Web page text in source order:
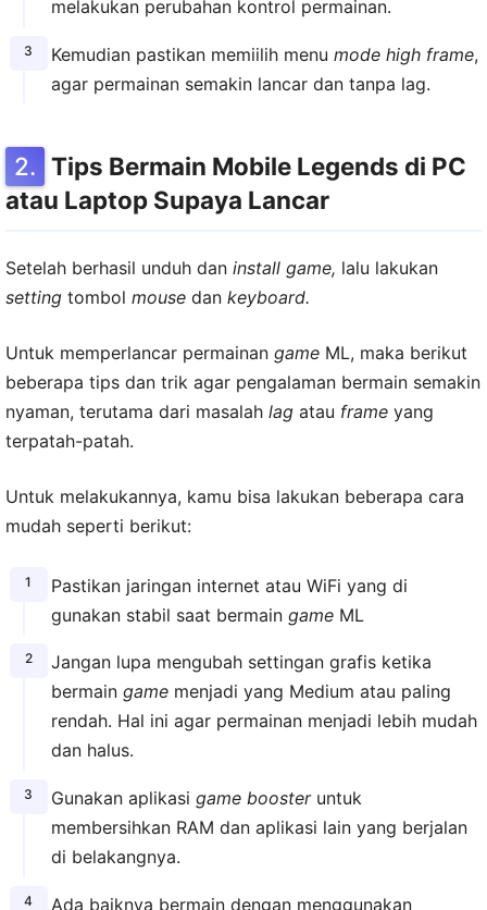
melakukan perubahan kontrol permainan.
Kemudian pastikan memiilih menu mode high frame,
agar permainan semakin lancar dan tanpa lag.
Tips Bermain Mobile Legends di PC
atau Laptop Supaya Lancar
Setelah berhasil unduh dan install game, lalu lakukan
setting tombol mouse dan keyboard.
Untuk memperlancar permainan game ML, maka berikut
beberapa tips dan trik agar pengalaman bermain semakin
nyaman, terutama dari masalah lag atau frame yang
terpatah-patah.
Untuk melakukannya, kamu bisa lakukan beberapa cara
mudah seperti berikut:
Pastikan jaringan internet atau WiFi yang di
gunakan stabil saat bermain gameML
Jangan lupa mengubah settingan grafis ketika
bermain gamemenjadi yang Medium atau paling
rendah. Hal ini agar permainan menjadi lebih mudah
dan halus.
Gunakan aplikasi game boosteruntuk
membersihkan RAM dan aplikasi lain yang berjalan
di belakangnya.
Ada baiknya bermain dengan menggunakan